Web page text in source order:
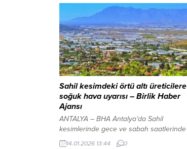
edilmesi üzerine uçuş emniyeti
kapsamında gerekli prosedürler devreye
alındı. THY’den açıklama Türk Hava
Yolları tarafından konuyla ilgili yapılan
açıklamada, TK1853 sefer sayılı uçuşta...
Sahil kesimdeki örtü altı üreticilere
soğuk hava uyarısı – Birlik Haber
Ajansı
ANTALYA – BHA Antalya’da Sahil
kesimlerinde gece ve sabah saatlerinde
hava sıcaklıklarının düşmesinin
14.01.2026 13:44 0